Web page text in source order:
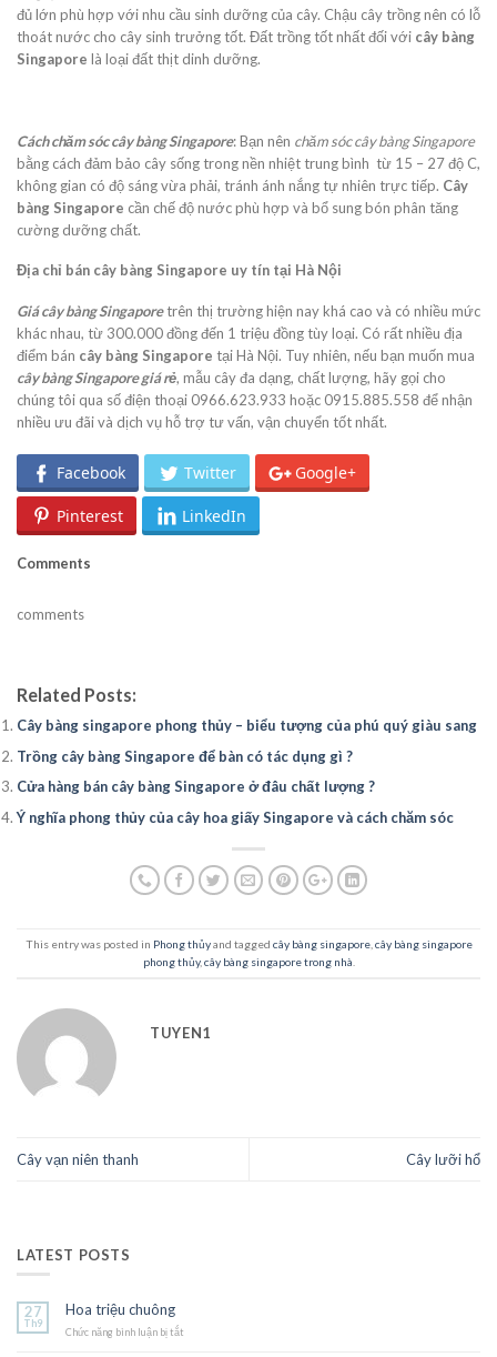
đủ lớn phù hợp với nhu cầu sinh dưỡng của cây. Chậu cây trồng nên có lỗ
thoát nước cho cây sinh trưởng tốt. Đất trồng tốt nhất đối với cây bàng
Singapore là loại đất thịt dinh dưỡng.
Cách chăm sóc cây bàng Singapore: Bạn nên chăm sóc cây bàng Singapore
bằng cách đảm bảo cây sống trong nền nhiệt trung bình từ 15 – 27 độ C,
không gian có độ sáng vừa phải, tránh ánh nắng tự nhiên trực tiếp. Cây
bàng Singapore cần chế độ nước phù hợp và bổ sung bón phân tăng
cường dưỡng chất.
Địa chỉ bán cây bàng Singapore uy tín tại Hà Nội
Giá cây bàng Singaporetrên thị trường hiện nay khá cao và có nhiều mức
khác nhau, từ 300.000 đồng đến 1 triệu đồng tùy loại. Có rất nhiều địa
điểm bán cây bàng Singapore tại Hà Nội. Tuy nhiên, nếu bạn muốn mua
cây bàng Singapore giá rẻ, mẫu cây đa dạng, chất lượng, hãy gọi cho
chúng tôi qua số điện thoại 0966.623.933 hoặc 0915.885.558 để nhận
nhiều ưu đãi và dịch vụ hỗ trợ tư vấn, vận chuyển tốt nhất.
Facebook Twitter Google+
Pinterest LinkedIn
Comments
comments
Related Posts:
Cây bàng singapore phong thủy – biểu tượng của phú quý giàu sang
Trồng cây bàng Singapore để bàn có tác dụng gì ?
Cửa hàng bán cây bàng Singapore ở đâu chất lượng ?
Ý nghĩa phong thủy của cây hoa giấy Singapore và cách chăm sóc
This entry was posted in Phong thủyand tagged cây bàng singapore, cây bàng singapore
phong thủy, cây bàng singapore trong nhà
TUYEN1
Cây vạn niên thanh Cây lưỡi hổ
LATEST POSTS
27
Th9
Hoa triệu chuông
Chức năng bình luận bị tắt